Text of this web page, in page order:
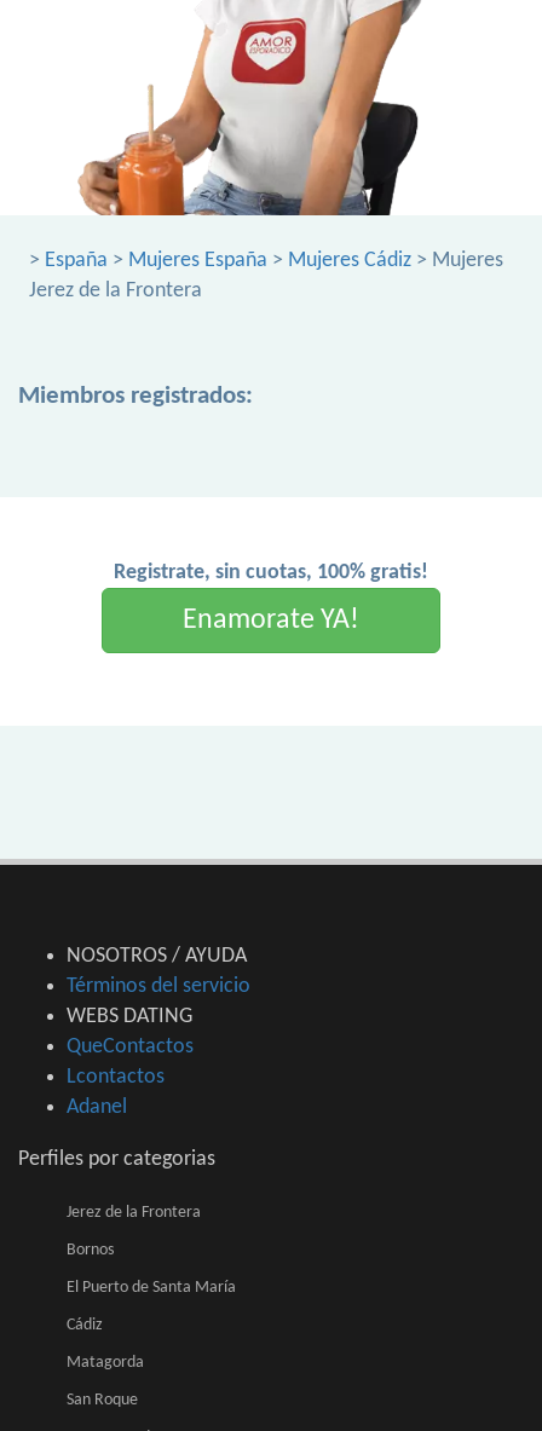
> España > Mujeres España > Mujeres Cádiz > Mujeres
Jerez de la Frontera
Miembros registrados:
Registrate, sin cuotas, 100% gratis!
Enamorate YA!
NOSOTROS / AYUDA
Términos del servicio
WEBS DATING
QueContactos
Lcontactos
Adanel
Perfiles por categorias
Jerez de la Frontera
Bornos
El Puerto de Santa María
Cádiz
Matagorda
San Roque